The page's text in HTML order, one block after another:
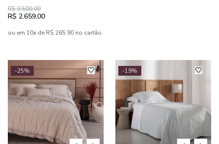
R$ 3.500,00
R$ 2.659,00
ou em 10x de R$ 265,90 no cartão
-25% -19%